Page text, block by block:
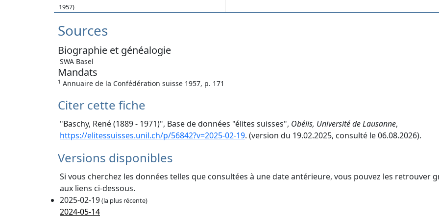
1957)
Sources
Biographie et généalogie
SWA Basel
Mandats
1 Annuaire de la Confédération suisse 1957, p. 171
Citer cette fiche
"Baschy, René (1889 - 1971)", Base de données "élites suisses", Obélis, Université de Lausanne,
https://elitessuisses.unil.ch/p/56842?v=2025-02-19. (version du 19.02.2025, consulté le 06.08.2026).
Versions disponibles
Si vous cherchez les données telles que consultées à une date antérieure, vous pouvez les retrouver
aux liens ci-dessous.
2025-02-19(la plus récente)
2024-05-14